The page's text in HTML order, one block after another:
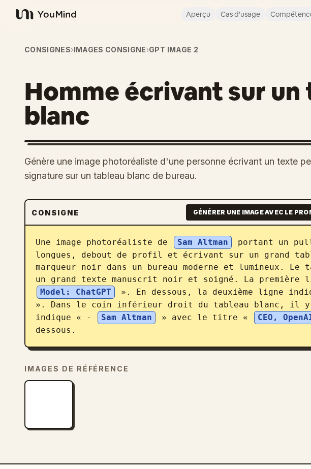
YouMind
Aperçu Cas d'usage
CONSIGNES›IMAGES CONSIGNE›GPT IMAGE 2
Homme écrivant sur un
blanc
Génère une image photoréaliste d'une personne écrivant un texte
signature sur un tableau blanc de bureau.
CONSIGNE GÉNÉRER UNE IMAGE AVEC LE
Une image photoréaliste de Sam Altman
portant un
longues, debout de profil et écrivant sur un grand
marqueur noir dans un bureau moderne et lumineux. Le
un grand texte manuscrit noir et soigné. La première
Model: ChatGPT
». En dessous, la deuxième ligne
». Dans le coin inférieur droit du tableau blanc, il y
indique « -
Sam Altman » avec le titre « CEO,
dessous.
IMAGES DE RÉFÉRENCE